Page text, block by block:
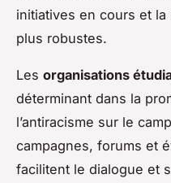
initiatives en cours et
plus robustes.
Les organisations
déterminant dans la
l’antiracisme sur le
campagnes, forums et
facilitent le dialogue et